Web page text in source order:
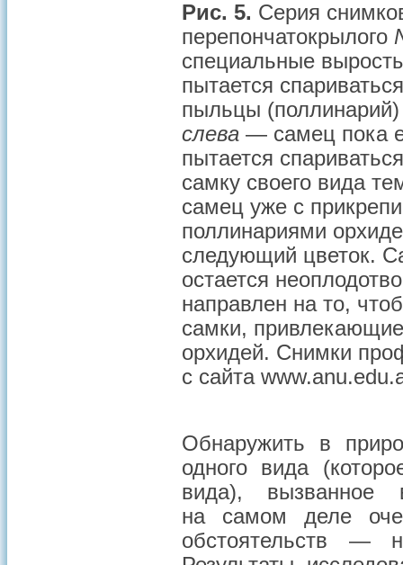
Рис. 5. Серия
перепончатокрылого
специальные
пытается
пыльцы (поллинарий)
слева — самец пока
пытается
самку своего вида
самец уже с
поллинариями
следующий цветок.
остается
направлен на то,
самки,
орхидей. Снимки
с сайта
Обнаружить в
одного вида
вида), вызванное
на самом деле
обстоятельств —